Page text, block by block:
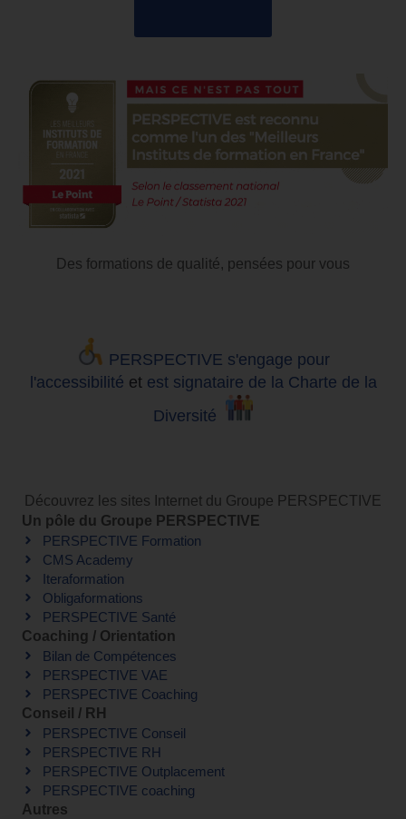
Des formations de qualité, pensées pour vous
PERSPECTIVE s'engage pour
l'accessibilité et est signataire de la Charte de la
Diversité
Découvrez les sites Internet du Groupe PERSPECTIVE
Un pôle du Groupe PERSPECTIVE
PERSPECTIVE Formation
CMS Academy
Iteraformation
Obligaformations
PERSPECTIVE Santé
Coaching / Orientation
Bilan de Compétences
PERSPECTIVE VAE
PERSPECTIVE Coaching
Conseil / RH
PERSPECTIVE Conseil
PERSPECTIVE RH
PERSPECTIVE Outplacement
PERSPECTIVE coaching
Autres